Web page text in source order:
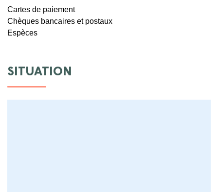
Cartes de paiement
Chèques bancaires et postaux
Espèces
SITUATION